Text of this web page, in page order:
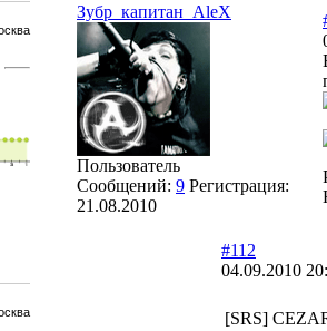
Зубр_капитан_AleX
Пользователь
Сообщений: 9 Регистрация:
21.08.2010
#112
04.09.2010
[SRS]